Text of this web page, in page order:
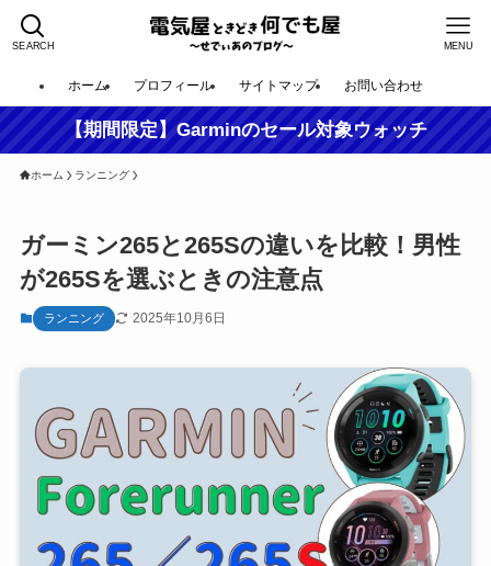
SEARCH MENU
ホーム プロフィール サイトマップ お問い合わせ
【期間限定】Garminのセール対象ウォッチ
ホーム ランニング
ガーミン265と265Sの違いを比較！男性
が265Sを選ぶときの注意点
ランニング 2025年10月6日